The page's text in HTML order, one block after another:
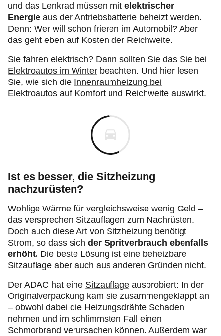
und das Lenkrad müssen mit elektrischer
Energie aus der Antriebsbatterie beheizt werden.
Denn: Wer will schon frieren im Automobil? Aber
das geht eben auf Kosten der Reichweite.
Sie fahren elektrisch? Dann sollten Sie das Sie bei
Elektroautos im Winter beachten. Und hier lesen
Sie, wie sich die Innenraumheizung bei
Elektroautos auf Komfort und Reichweite auswirkt.
Ist es besser, die Sitzheizung
nachzurüsten?
Wohlige Wärme für vergleichsweise wenig Geld –
das versprechen Sitzauflagen zum Nachrüsten.
Doch auch diese Art von Sitzheizung benötigt
Strom, so dass sich der Spritverbrauch ebenfalls
erhöht. Die beste Lösung ist eine beheizbare
Sitzauflage aber auch aus anderen Gründen nicht.
Der ADAC hat eine Sitzauflage ausprobiert: In der
Originalverpackung kam sie zusammengeklappt an
– obwohl dabei die Heizungsdrähte Schaden
nehmen und im schlimmsten Fall einen
Schmorbrand verursachen können. Außerdem war